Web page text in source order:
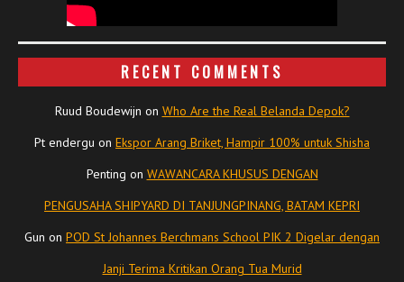
RECENT COMMENTS
Ruud Boudewijn on Who Are the Real Belanda Depok?
Pt endergu on Ekspor Arang Briket, Hampir 100% untuk Shisha
Penting on WAWANCARA KHUSUS DENGAN
PENGUSAHA SHIPYARD DI TANJUNGPINANG, BATAM KEPRI
Gun on POD St Johannes Berchmans School PIK 2 Digelar dengan
Janji Terima Kritikan Orang Tua Murid